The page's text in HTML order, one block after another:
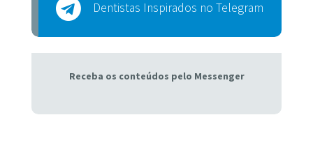
Dentistas Inspirados no Telegram
Receba os conteúdos pelo Messenger